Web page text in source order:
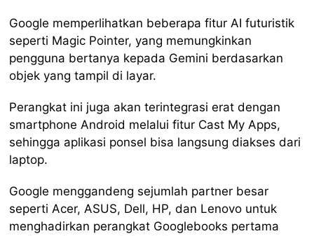
Google memperlihatkan beberapa fitur AI futuristik
seperti Magic Pointer, yang memungkinkan
pengguna bertanya kepada Gemini berdasarkan
objek yang tampil di layar.
Perangkat ini juga akan terintegrasi erat dengan
smartphone Android melalui fitur Cast My Apps,
sehingga aplikasi ponsel bisa langsung diakses dari
laptop.
Google menggandeng sejumlah partner besar
seperti Acer, ASUS, Dell, HP, dan Lenovo untuk
menghadirkan perangkat Googlebooks pertama